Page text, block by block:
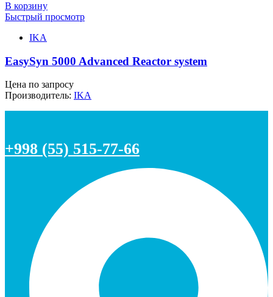
В корзину
Быстрый просмотр
IKA
EasySyn 5000 Advanced Reactor system
Цена по запросу
Производитель: IKA
+998 (55) 515-77-66